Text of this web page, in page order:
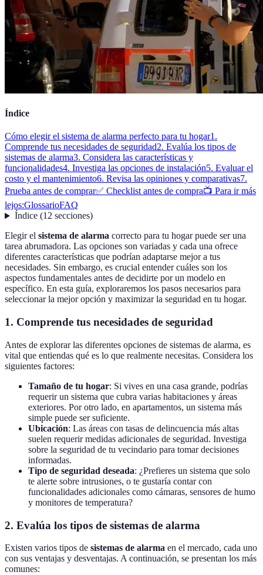
Índice
Cómo elegir el sistema de alarma perfecto para tu hogar1.
Comprende tus necesidades de seguridad2. Evalúa los tipos de
sistemas de alarma3. Considera las características y
funcionalidades4. Investiga las opciones de instalación5. Evaluar el
costo y el mantenimiento6. Revisa las opiniones y comparativas7.
Prueba antes de comprar✅ Checklist antes de compra📺 Para ir más
lejos:GlossarioFAQ
Índice(12 secciones)
Elegir el sistema de alarma correcto para tu hogar puede ser una
tarea abrumadora. Las opciones son variadas y cada una ofrece
diferentes características que podrían adaptarse mejor a tus
necesidades. Sin embargo, es crucial entender cuáles son los
aspectos fundamentales antes de decidirte por un modelo en
específico. En esta guía, exploraremos los pasos necesarios para
seleccionar la mejor opción y maximizar la seguridad en tu hogar.
1. Comprende tus necesidades de seguridad
Antes de explorar las diferentes opciones de sistemas de alarma, es
vital que entiendas qué es lo que realmente necesitas. Considera los
siguientes factores:
Tamaño de tu hogar: Si vives en una casa grande, podrías
requerir un sistema que cubra varias habitaciones y áreas
exteriores. Por otro lado, en apartamentos, un sistema más
simple puede ser suficiente.
Ubicación: Las áreas con tasas de delincuencia más altas
suelen requerir medidas adicionales de seguridad. Investiga
sobre la seguridad de tu vecindario para tomar decisiones
informadas.
Tipo de seguridad deseada: ¿Prefieres un sistema que solo
te alerte sobre intrusiones, o te gustaría contar con
funcionalidades adicionales como cámaras, sensores de humo
y monitores de temperatura?
2. Evalúa los tipos de sistemas de alarma
Existen varios tipos de sistemas de alarma en el mercado, cada uno
con sus ventajas y desventajas. A continuación, se presentan los más
comunes: